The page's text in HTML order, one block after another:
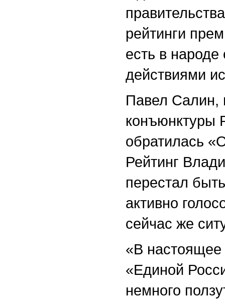
рейтинги
есть в
действиями
Павел Салин,
конъюнктуры
обратилась
Рейтинг
перестал
активно
сейчас же
«В
«Единой
немного